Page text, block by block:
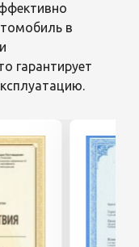
в
гарантирует